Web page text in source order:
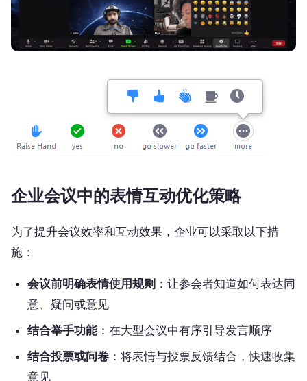
企业会议中的表情互动优化策略
为了提升会议效率和互动效果，企业可以采取以下措
施：
会议前明确表情使用规则 ：让参会者知道如何表达同
意、疑问或意见
结合举手功能：在大型会议中有序引导发言顺序
结合投票或问卷 ：将表情与投票反馈结合，快速收集
意见